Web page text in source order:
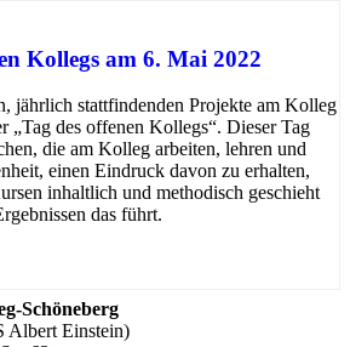
Kollegs am 6. Mai 2022
jährlich stattfindenden Projekte am Kolleg
„Tag des offenen Kollegs“. Dieser Tag
die am Kolleg arbeiten, lehren und
einen Eindruck davon zu erhalten,
inhaltlich und methodisch geschieht
das führt.
Schöneberg
Albert Einstein)